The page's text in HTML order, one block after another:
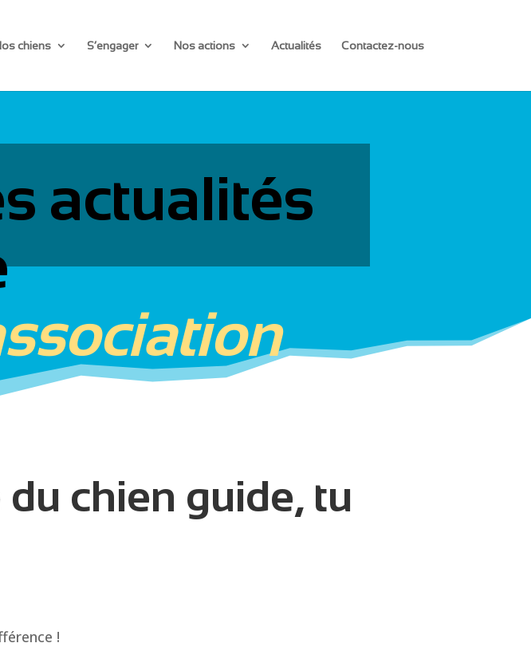
chiens S’engager Nos actions Actualités Contactez-nous
actualités
chien guide, tu
!